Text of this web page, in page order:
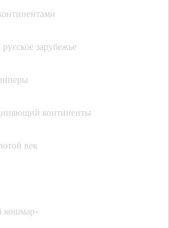
зарубежье
континенты
век
кошмар»